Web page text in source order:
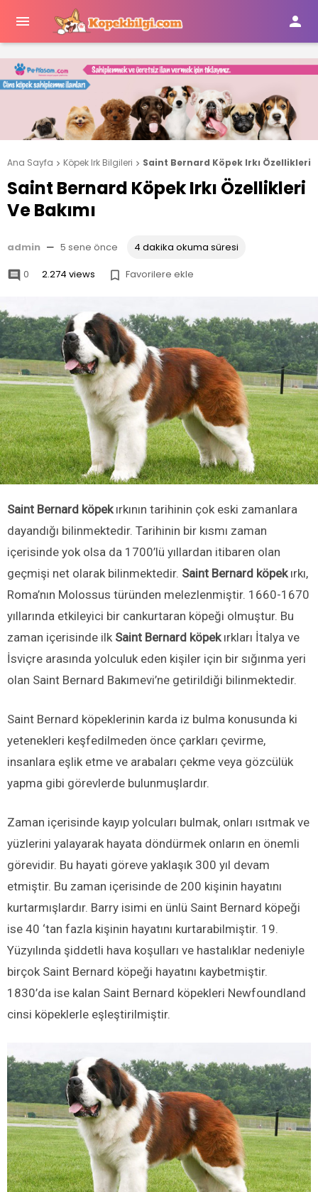
 
Ana Sayfa  Köpek Irk Bilgileri  Saint Bernard Köpek Irkı Özellikleri
Saint Bernard Köpek Irkı Özellikleri
Ve Bakımı
admin — 5 sene önce 4 dakika okuma süresi
 0 2.274 views  Favorilere ekle
Saint Bernard köpekırkının tarihinin çok eski zamanlara
dayandığı bilinmektedir. Tarihinin bir kısmı zaman
içerisinde yok olsa da 1700’lü yıllardan itibaren olan
geçmişi net olarak bilinmektedir. Saint Bernard köpekırkı,
Roma’nın Molossus türünden melezlenmiştir. 1660-1670
yıllarında etkileyici bir cankurtaran köpeği olmuştur. Bu
zaman içerisinde ilk Saint Bernard köpekırkları İtalya ve
İsviçre arasında yolculuk eden kişiler için bir sığınma yeri
olan Saint Bernard Bakımevi’ne getirildiği bilinmektedir.
Saint Bernard köpeklerinin karda iz bulma konusunda ki
yetenekleri keşfedilmeden önce çarkları çevirme,
insanlara eşlik etme ve arabaları çekme veya gözcülük
yapma gibi görevlerde bulunmuşlardır.
Zaman içerisinde kayıp yolcuları bulmak, onları ısıtmak ve
yüzlerini yalayarak hayata döndürmek onların en önemli
görevidir. Bu hayati göreve yaklaşık 300 yıl devam
etmiştir. Bu zaman içerisinde de 200 kişinin hayatını
kurtarmışlardır. Barry isimi en ünlü Saint Bernard köpeği
ise 40 ‘tan fazla kişinin hayatını kurtarabilmiştir. 19.
Yüzyılında şiddetli hava koşulları ve hastalıklar nedeniyle
birçok Saint Bernard köpeği hayatını kaybetmiştir.
1830’da ise kalan Saint Bernard köpekleri Newfoundland
cinsi köpeklerle eşleştirilmiştir.